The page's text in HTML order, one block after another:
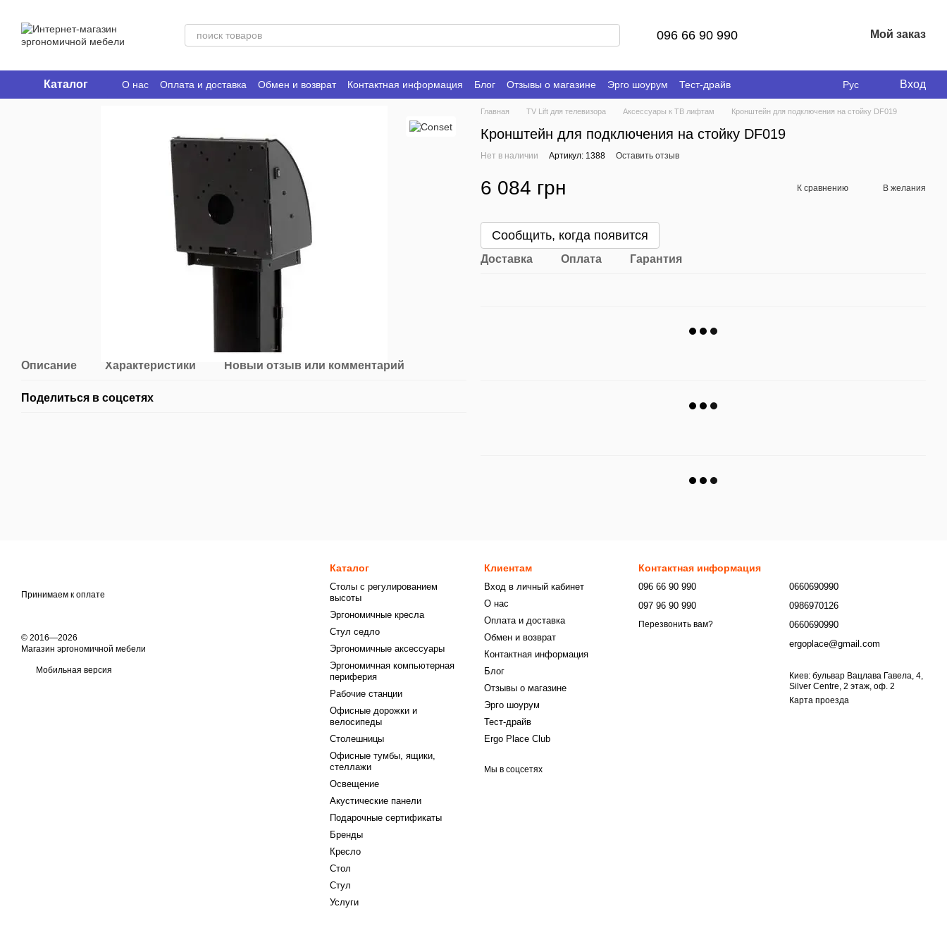
096 66 90 990 Мой заказ
Каталог О нас Оплата и доставка Обмен и возврат Контактная информация Блог Отзывы о магазине Эрго шоурум
Тест-драйв
Ergo Place Club
Рус Вход
Описание Характеристики Новый отзыв или комментарий
Поделиться в соцсетях
Главная TV Lift для телевизора Аксессуары к ТВ лифтам Кронштейн для подключения на стойку DF019
Кронштейн для подключения на стойку DF019
Нет в наличии Артикул: 1388 Оставить отзыв
6 084 грн К сравнению В желания
Сообщить, когда появится
Доставка Оплата Гарантия
Принимаем к оплате
© 2016—2026
Магазин эргономичной мебели
Мобильная версия
Каталог
Столы с регулированием
высоты
Эргономичные кресла
Стул седло
Эргономичные аксессуары
Эргономичная компьютерная
периферия
Рабочие станции
Офисные дорожки и
велосипеды
Столешницы
Офисные тумбы, ящики,
стеллажи
Освещение
Акустические панели
Подарочные сертификаты
Бренды
Кресло
Стол
Стул
Услуги
Клиентам
Вход в личный кабинет
О нас
Оплата и доставка
Обмен и возврат
Контактная информация
Блог
Отзывы о магазине
Эрго шоурум
Тест-драйв
Ergo Place Club
Мы в соцсетях
Контактная информация
096 66 90 990
097 96 90 990
Перезвонить вам?
0660690990
0986970126
0660690990
ergoplace@gmail.com
Киев: бульвар Вацлава Гавела, 4,
Silver Centre, 2 этаж, оф. 2
Карта проезда